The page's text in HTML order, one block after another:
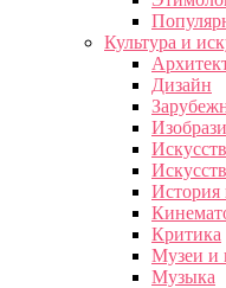
Культура и
Дизайн
История
Критика
Музеи и
Музыка